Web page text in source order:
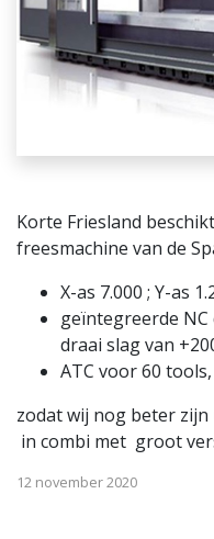
Korte Friesland
freesmachine van de
X-as 7.000 ; Y-as
geïntegreerde
draai slag van
ATC voor 60 tools,
zodat wij nog beter
in combi met groot
12 november 2020